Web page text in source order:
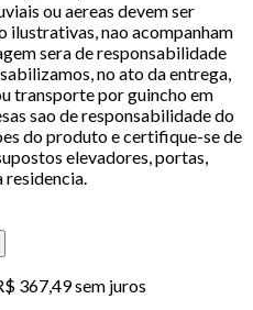
ou aereas devem ser
ilustrativas, nao acompanham
sera de responsabilidade
no ato da entrega,
transporte por guincho em
sao de responsabilidade do
do produto e certifique-se de
elevadores, portas,
residencia.
367,49 sem juros